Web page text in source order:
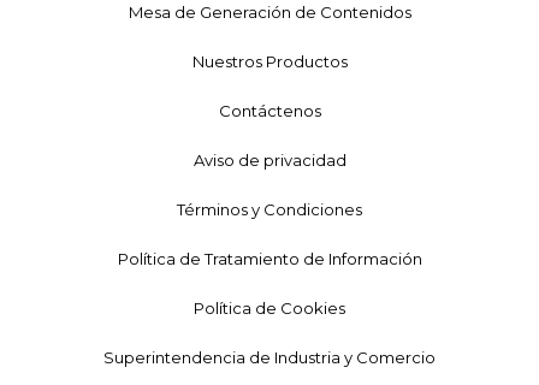
Mesa de Generación de Contenidos
Nuestros Productos
Contáctenos
Aviso de privacidad
Términos y Condiciones
Política de Tratamiento de Información
Política de Cookies
Superintendencia de Industria y Comercio